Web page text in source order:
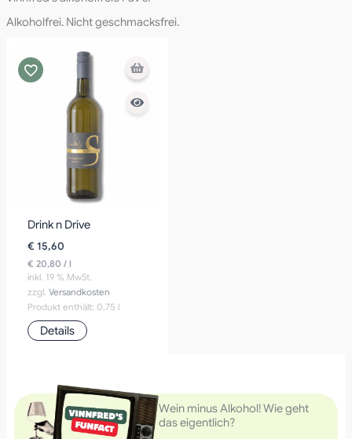
Alkoholfrei. Nicht geschmacksfrei.
Drink n Drive
€ 15,60
€ 20,80 /l
inkl. 19 % MwSt.
zzgl.Versandkosten
Produkt enthält: 0,75 l
Details
Wein minus Alkohol! Wie geht
das eigentlich?